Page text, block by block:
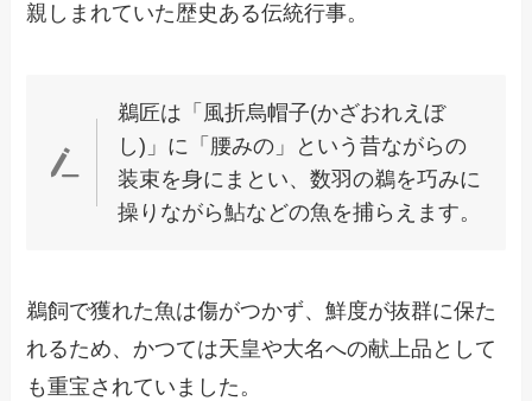
親しまれていた歴史ある伝統行事。
鵜匠は「風折烏帽子(かざおれえぼ
し)」に「腰みの」という昔ながらの
装束を身にまとい、数羽の鵜を巧みに
操りながら鮎などの魚を捕らえます。
鵜飼で獲れた魚は傷がつかず、鮮度が抜群に保た
れるため、かつては天皇や大名への献上品として
も重宝されていました。